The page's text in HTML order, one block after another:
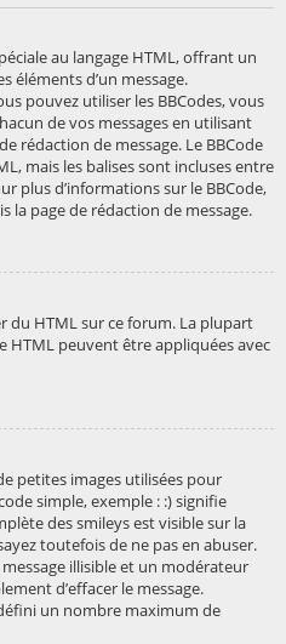
au langage HTML, offrant un
éléments d’un message.
pouvez utiliser les BBCodes, vous
de vos messages en utilisant
rédaction de message. Le BBCode
mais les balises sont incluses entre
plus d’informations sur le BBCode,
la page de rédaction de message.
du HTML sur ce forum. La plupart
HTML peuvent être appliquées avec
petites images utilisées pour
simple, exemple : :) signifie
des smileys est visible sur la
toutefois de ne pas en abuser.
illisible et un modérateur
d’effacer le message.
un nombre maximum de